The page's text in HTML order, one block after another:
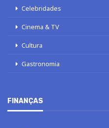
Celebridades
Cinema & TV
Cultura
Gastronomia
FINANÇAS